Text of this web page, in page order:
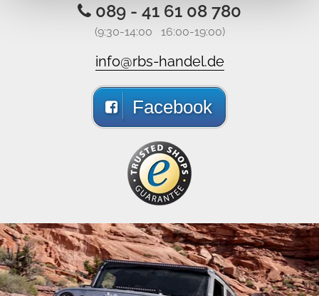
089 - 41 61 08 780
(9:30-14:00 16:00-19:00)
info@rbs-handel.de
Facebook